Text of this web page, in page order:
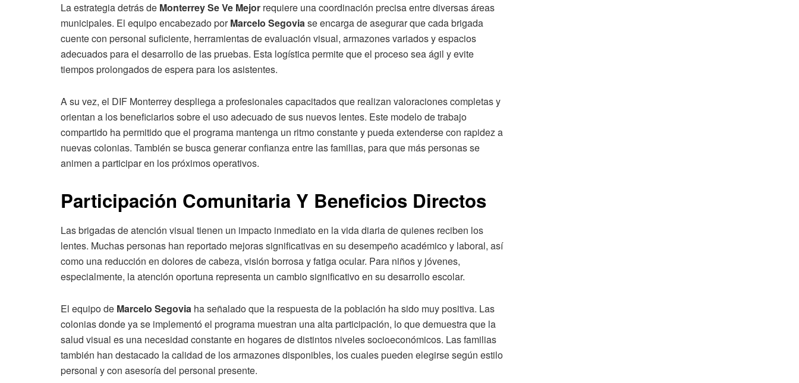
La estrategia detrás de Monterrey Se Ve Mejor requiere una coordinación precisa entre diversas áreas
municipales. El equipo encabezado porMarcelo Segoviase encarga de asegurar que cada brigada
cuente con personal suficiente, herramientas de evaluación visual, armazones variados y espacios
adecuados para el desarrollo de las pruebas. Esta logística permite que el proceso sea ágil y evite
tiempos prolongados de espera para los asistentes.
A su vez, el DIF Monterrey despliega a profesionales capacitados que realizan valoraciones completas y
orientan a los beneficiarios sobre el uso adecuado de sus nuevos lentes. Este modelo de trabajo
compartido ha permitido que el programa mantenga un ritmo constante y pueda extenderse con rapidez a
nuevas colonias. También se busca generar confianza entre las familias, para que más personas se
animen a participar en los próximos operativos.
Participación Comunitaria Y Beneficios Directos
Las brigadas de atención visual tienen un impacto inmediato en la vida diaria de quienes reciben los
lentes. Muchas personas han reportado mejoras significativas en su desempeño académico y laboral, así
como una reducción en dolores de cabeza, visión borrosa y fatiga ocular. Para niños y jóvenes,
especialmente, la atención oportuna representa un cambio significativo en su desarrollo escolar.
El equipo de Marcelo Segovia ha señalado que la respuesta de la población ha sido muy positiva. Las
colonias donde ya se implementó el programa muestran una alta participación, lo que demuestra que la
salud visual es una necesidad constante en hogares de distintos niveles socioeconómicos. Las familias
también han destacado la calidad de los armazones disponibles, los cuales pueden elegirse según estilo
personal y con asesoría del personal presente.